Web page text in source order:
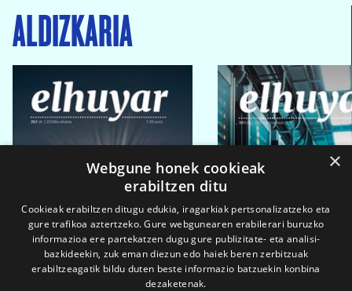
ALDIZKARIA
×
Webgune honek cookieak
erabiltzen ditu
Cookieak erabiltzen ditugu edukia, iragarkiak pertsonalizatzeko eta
gure trafikoa aztertzeko. Gure webgunearen erabilerari buruzko
informazioa ere partekatzen dugu gure publizitate- eta analisi-
bazkideekin, zuk eman diezun edo haiek beren zerbitzuak
erabiltzeagatik bildu duten beste informazio batzuekin konbina
dezaketenak.